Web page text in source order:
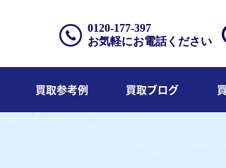
0120-177-397
お気軽にお電話ください
買取参考例 買取ブログ